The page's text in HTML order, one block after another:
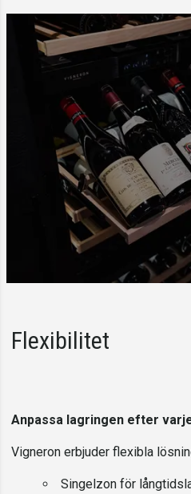
Flexibilitet
Anpassa lagringen efter
Vigneron erbjuder flexibla
Singelzon för